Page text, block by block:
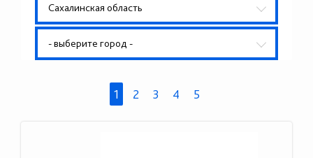
Сахалинская область
- выберите город -
1 2 3 4 5